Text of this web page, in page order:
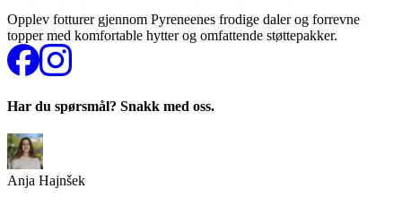
Opplev fotturer gjennom Pyreneenes frodige daler og forrevne
topper med komfortable hytter og omfattende støttepakker.
Har du spørsmål? Snakk med oss.
Anja Hajnšek